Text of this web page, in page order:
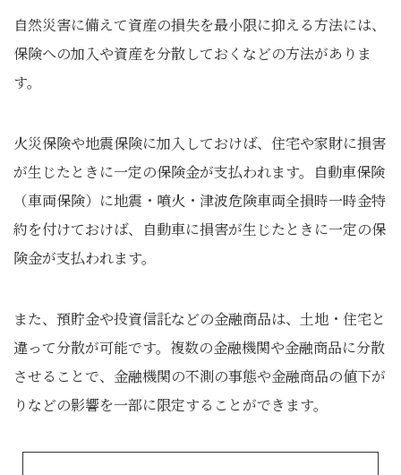
自然災害に備えて資産の損失を最小限に抑える方法には、
保険への加入や資産を分散しておくなどの方法がありま
す。
火災保険や地震保険に加入しておけば、住宅や家財に損害
が生じたときに一定の保険金が支払われます。自動車保険
（車両保険）に地震・噴火・津波危険車両全損時一時金特
約を付けておけば、自動車に損害が生じたときに一定の保
険金が支払われます。
また、預貯金や投資信託などの金融商品は、土地・住宅と
違って分散が可能です。複数の金融機関や金融商品に分散
させることで、金融機関の不測の事態や金融商品の値下が
りなどの影響を一部に限定することができます。